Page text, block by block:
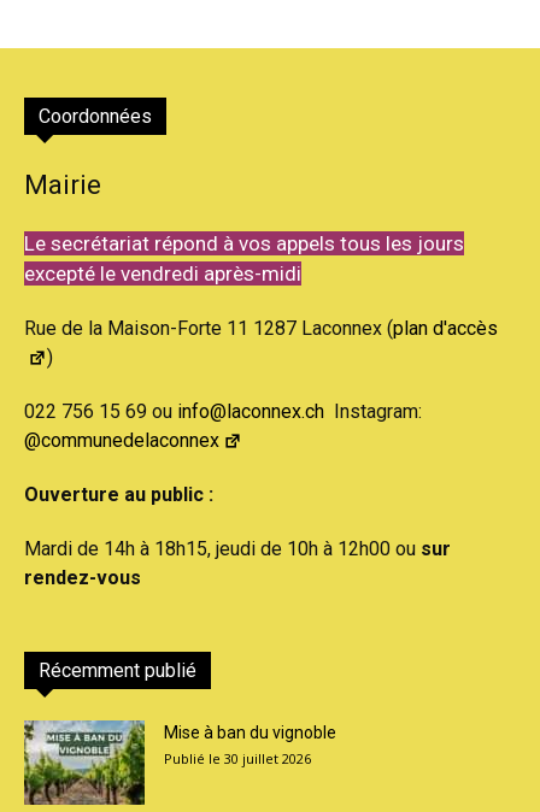
Coordonnées
Mairie
Le secrétariat répond à vos appels tous les jours
excepté le vendredi après-midi
Rue de la Maison-Forte 11 1287 Laconnex (plan d'accès
)
022 756 15 69 ou info@laconnex.ch Instagram:
@communedelaconnex
Ouverture au public :
Mardi de 14h à 18h15, jeudi de 10h à 12h00 ou sur
rendez-vous
Récemment publié
Mise à ban du vignoble
30 juillet 2026